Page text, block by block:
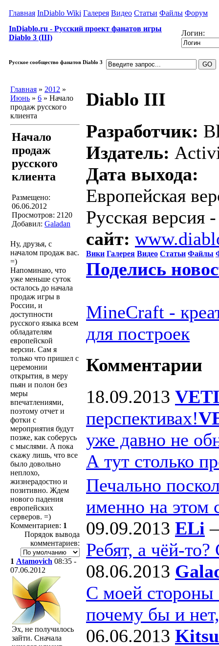
Главная InDiablo Wiki Галерея Видео Статьи Файлы Форум
InDiablo.ru - Русский проект фанатов игры
Diablo 3 (III)
Логин:
Русское сообщество фанатов Diablo 3
Главная » 2012 »
Июнь » 6 » Начало
продаж русского
клиента
Начало
продаж
русского
клиента
Размещено:
06.06.2012
Просмотров: 2120
Добавил: Galadan
Ну, друзья, с
началом продаж вас.
=)
Напоминаю, что
уже меньше суток
осталось до начала
продаж игры в
России, и
доступности
русского языка всем
обладателям
европейской
версии. Сам я
только что пришел с
церемонии
открытия, в меру
пьян и полон без
меры
впечатлениями,
поэтому отчет и
фотки с
мероприятия будут
позже, как соберусь
с мыслями. А пока
скажу лишь, что все
было довольно
неплохо,
жизнерадостно и
позитивно. Ждем
нового падения
европейских
серверов. =)
Комментариев: 1
Порядок вывода
комментариев:
1 Atamovich 08:35 -
07.06.2012
Эх, не получилось
зайти. Сначала
Diablo III
Разработчик:
Издатель:
Дата выхода:
Европейская
Русская
сайт:
Вики Галерея Видео Статьи Файлы
Поделись
MineCraft -
для построек
Комментарии
18.09.2013
перспективах!
уже давно не
А тут столько
Печально
именно на этом
09.09.2013 ELi
Ребят, а чёй-
08.06.2013
С моей стороны
почему бы и
06.06.2013